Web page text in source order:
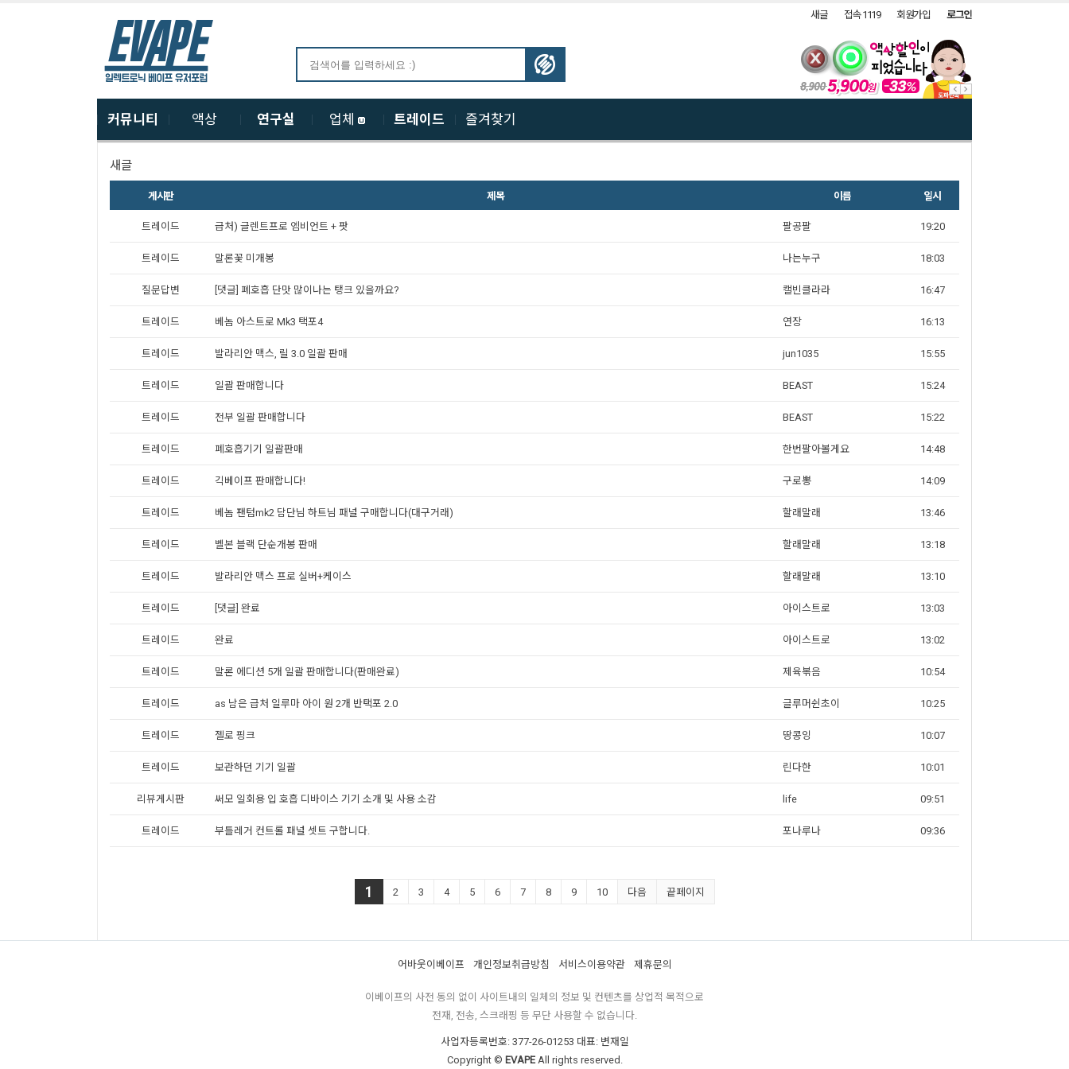
새글 접속 1119 회원가입 로그인
커뮤니티 액상 연구실 업체 트레이드 즐겨찾기
새글
게시판 제목 이름 일시
트레이드 급처) 글렌트프로 엠비언트 + 팟 팔공팔 19:20
트레이드 말론꽃 미개봉 나는누구 18:03
질문답변 [댓글] 폐호흡 단맛 많이나는 탱크 있을까요? 캘빈클라라 16:47
트레이드 베놈 아스트로 Mk3 택포4 연장 16:13
트레이드 발라리안 맥스, 릴 3.0 일괄 판매 jun1035 15:55
트레이드 일괄 판매합니다 BEAST 15:24
트레이드 전부 일괄 판매합니다 BEAST 15:22
트레이드 폐호흡기기 일괄판매 한번팔아볼게요 14:48
트레이드 긱베이프 판매합니다! 구로뽕 14:09
트레이드 베놈 팬텀mk2 담단님 하트님 패널 구매합니다(대구거래) 할래말래 13:46
트레이드 벨본 블랙 단순개봉 판매 할래말래 13:18
트레이드 발라리안 맥스 프로 실버+케이스 할래말래 13:10
트레이드 [댓글] 완료 아이스트로 13:03
트레이드 완료 아이스트로 13:02
트레이드 말론 에디션 5개 일괄 판매합니다(판매완료) 제육볶음 10:54
트레이드 as 남은 급처 일루마 아이 원 2개 반택포 2.0 글루머쉰초이 10:25
트레이드 젤로 핑크 땅콩잉 10:07
트레이드 보관하던 기기 일괄 린다한 10:01
리뷰게시판 써모 일회용 입 호흡 디바이스 기기 소개 및 사용 소감 life 09:51
트레이드 부틀레거 컨트롤 패널 셋트 구합니다. 포나루나 09:36
1 2 3 4 5 6 7 8 9 10 다음 끝페이지
어바웃이베이프 개인정보취급방침 서비스이용약관 제휴문의
이베이프의 사전 동의 없이 사이트내의 일체의 정보 및 컨텐츠를 상업적 목적으로
전재, 전송, 스크래핑 등 무단 사용할 수 없습니다.
사업자등록번호: 377-26-01253 대표: 변재일
Copyright © EVAPE All rights reserved.